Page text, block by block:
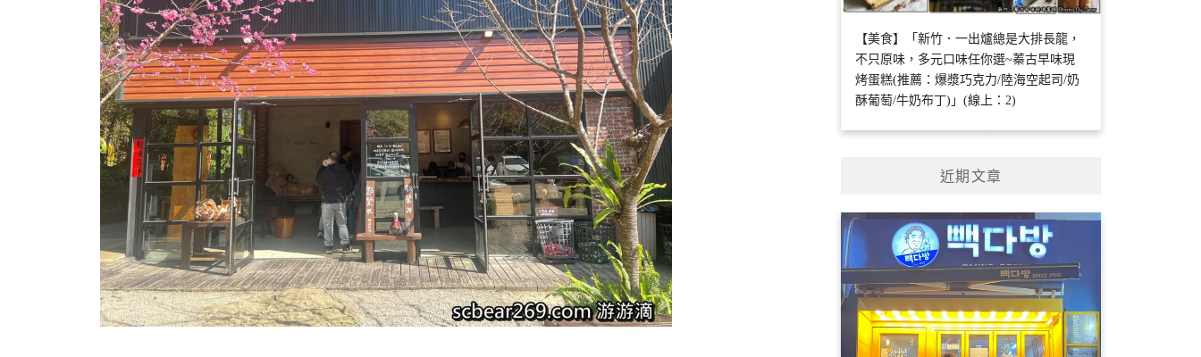
【美食】「新竹．一出爐總是大排長龍，
不只原味，多元口味任你選~蓁古早味現
烤蛋糕(推薦：爆漿巧克力/陸海空起司/奶
酥葡萄/牛奶布丁)」(線上：2)
近期文章